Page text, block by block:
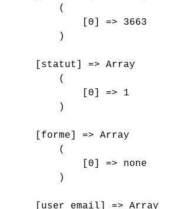
        (
            [0] => 3663
        )
    [statut] => Array
        (
            [0] => 1
        )
    [forme] => Array
        (
            [0] => none
        )
    [user_email] => Array